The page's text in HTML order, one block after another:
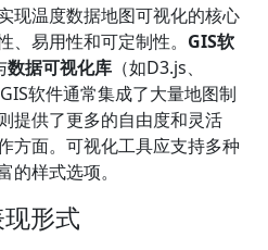
现温度数据地图可视化的核心
、易用性和可定制性。 GIS软
数据可视化库 （如D3.js、
软件通常集成了大量地图制
提供了更多的自由度和灵活
方面。可视化工具应支持多种
的样式选项。
形式